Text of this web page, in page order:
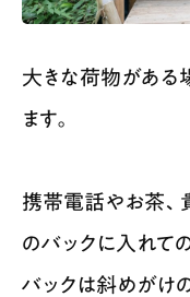
大きな荷物がある
ます。
携帯電話やお茶、
のバックに入れて
バックは斜めがけ